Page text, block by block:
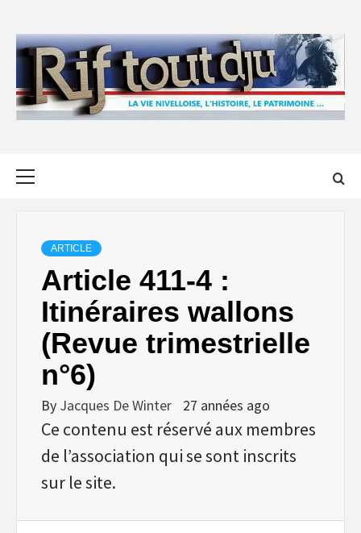
content
ARTICLE
Article 411-4 :
Itinéraires wallons
(Revue trimestrielle
n°6)
By Jacques De Winter 27 années ago
Ce contenu est réservé aux membres
de l’association qui se sont inscrits
sur le site.